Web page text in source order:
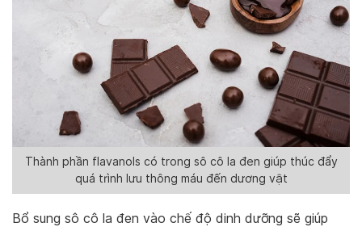
Thành phần flavanols có trong sô cô la đen giúp thúc đẩy
quá trình lưu thông máu đến dương vật
Bổ sung sô cô la đen vào chế độ dinh dưỡng sẽ giúp